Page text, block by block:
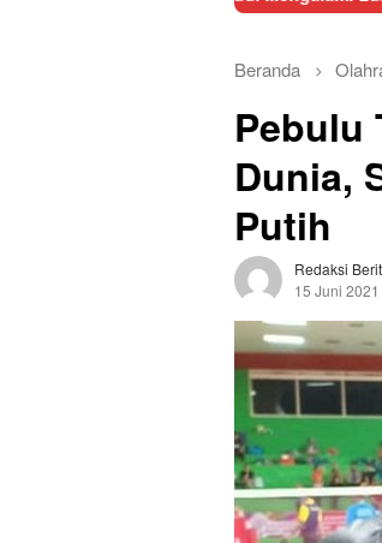
Beranda
Pebulu
Dunia,
Putih
Redaksi
15 Juni 2021